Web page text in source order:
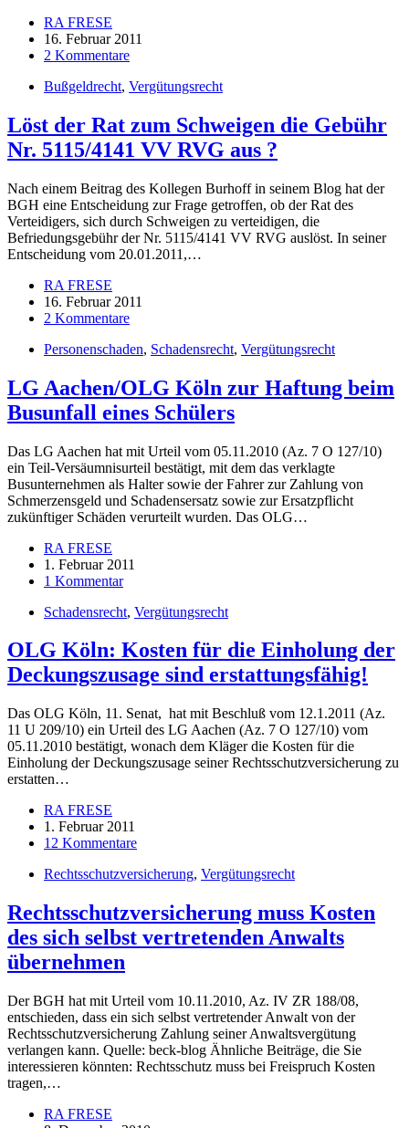
RA FRESE
16. Februar 2011
2 Kommentare
Bußgeldrecht, Vergütungsrecht
Löst der Rat zum Schweigen die Gebühr
Nr. 5115/4141 VV RVG aus ?
Nach einem Beitrag des Kollegen Burhoff in seinem Blog hat der
BGH eine Entscheidung zur Frage getroffen, ob der Rat des
Verteidigers, sich durch Schweigen zu verteidigen, die
Befriedungsgebühr der Nr. 5115/4141 VV RVG auslöst. In seiner
Entscheidung vom 20.01.2011,…
RA FRESE
16. Februar 2011
2 Kommentare
Personenschaden, Schadensrecht, Vergütungsrecht
LG Aachen/OLG Köln zur Haftung beim
Busunfall eines Schülers
Das LG Aachen hat mit Urteil vom 05.11.2010 (Az. 7 O 127/10)
ein Teil-Versäumnisurteil bestätigt, mit dem das verklagte
Busunternehmen als Halter sowie der Fahrer zur Zahlung von
Schmerzensgeld und Schadensersatz sowie zur Ersatzpflicht
zukünftiger Schäden verurteilt wurden. Das OLG…
RA FRESE
1. Februar 2011
1 Kommentar
Schadensrecht, Vergütungsrecht
OLG Köln: Kosten für die Einholung der
Deckungszusage sind erstattungsfähig!
Das OLG Köln, 11. Senat, hat mit Beschluß vom 12.1.2011 (Az.
11 U 209/10) ein Urteil des LG Aachen (Az. 7 O 127/10) vom
05.11.2010 bestätigt, wonach dem Kläger die Kosten für die
Einholung der Deckungszusage seiner Rechtsschutzversicherung zu
erstatten…
RA FRESE
1. Februar 2011
12 Kommentare
Rechtsschutzversicherung, Vergütungsrecht
Rechtsschutzversicherung muss Kosten
des sich selbst vertretenden Anwalts
übernehmen
Der BGH hat mit Urteil vom 10.11.2010, Az. IV ZR 188/08,
entschieden, dass ein sich selbst vertretender Anwalt von der
Rechtsschutzversicherung Zahlung seiner Anwaltsvergütung
verlangen kann. Quelle: beck-blog Ähnliche Beiträge, die Sie
interessieren könnten: Rechtsschutz muss bei Freispruch Kosten
tragen,…
RA FRESE